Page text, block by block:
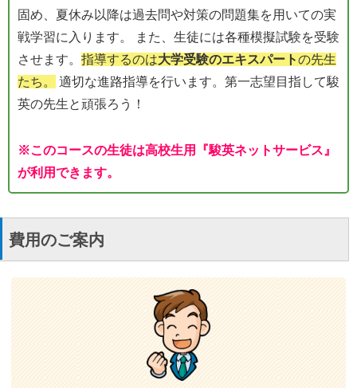
固め、夏休み以降は過去問や対策の問題集を用いての実
戦学習に入ります。 また、生徒には各種模擬試験を受験
させます。 指導するのは大学受験のエキスパートの先生
たち。
適切な進路指導を行います。第一志望目指して駿
英の先生と頑張ろう！
※このコースの生徒は高校生用『駿英ネットサービス』
が利用できます。
費用のご案内